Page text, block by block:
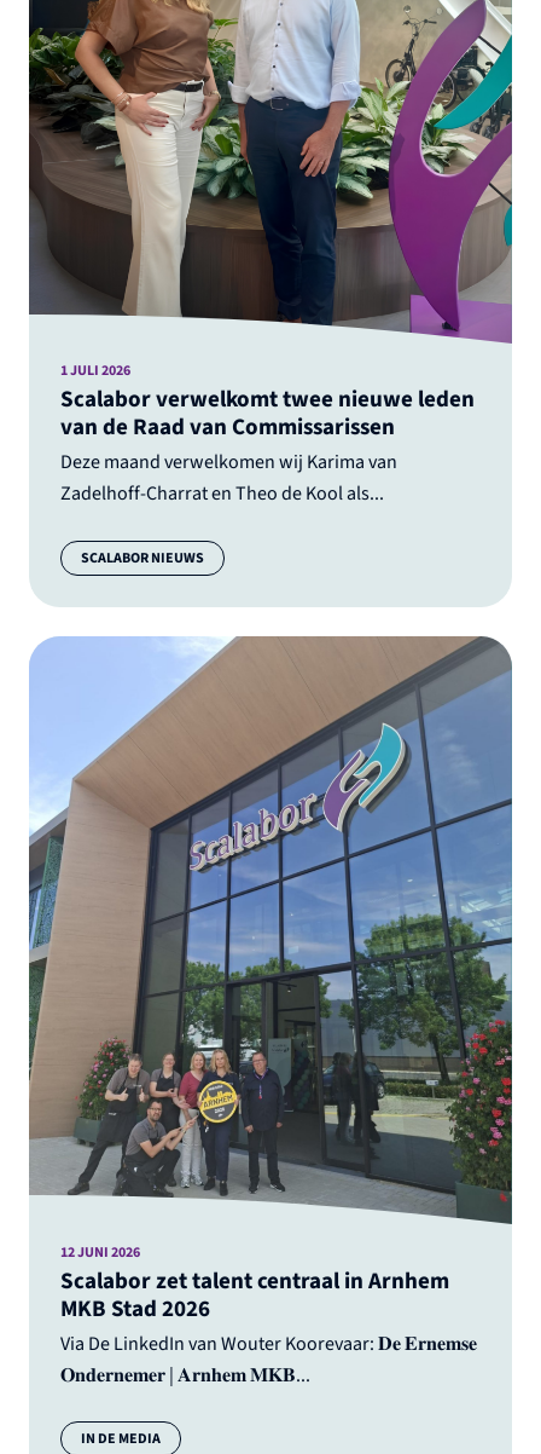
Scalabor verwelkomt twee nieuwe leden
van de Raad van Commissarissen
Deze maand verwelkomen wij Karima van
Zadelhoff-Charrat en Theo de Kool als...
1 JULI 2026
Categorie:
SCALABOR NIEUWS
Scalabor zet talent centraal in Arnhem
MKB Stad 2026
Via De LinkedIn van Wouter Koorevaar: 𝐃𝐞 𝐄𝐫𝐧𝐞𝐦𝐬𝐞
𝐎𝐧𝐝𝐞𝐫𝐧𝐞𝐦𝐞𝐫 | 𝐀𝐫𝐧𝐡𝐞𝐦 𝐌𝐊𝐁...
12 JUNI 2026
Categorie:
IN DE MEDIA